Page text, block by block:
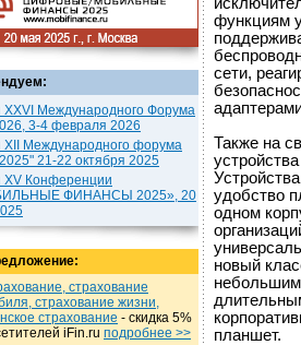
XXVI Международного Форума
3-4 февраля 2026
XII Международного форума
21-22 октября 2025
XV Конференции
ФИНАНСЫ 2025», 20
страхование
страхование жизни,
страхование - cкидка 5%
iFin.ru подробнеe >>
функциям
сети,
Также на
удобство
одном
новый
планшет.